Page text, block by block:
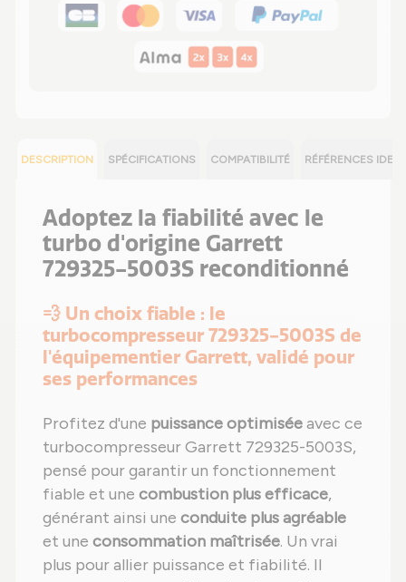
DESCRIPTION SPÉCIFICATIONS COMPATIBILITÉ RÉFÉRENCES
Adoptez la fiabilité avec le
turbo d'origine Garrett
729325-5003S reconditionné
💨 Un choix fiable : le
turbocompresseur 729325-5003S de
l'équipementier Garrett, validé pour
ses performances
Profitez d'une puissance optimiséeavec ce
turbocompresseur Garrett 729325-5003S,
pensé pour garantir un fonctionnement
fiable et une combustion plus efficace,
générant ainsi une conduite plus agréable
et une consommation maîtrisée. Un vrai
plus pour allier puissance et fiabilité. Il